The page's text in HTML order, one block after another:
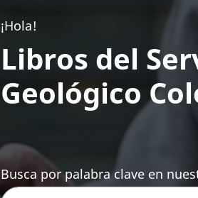
¡Hola!
Libros del
Geológico
Busca por palabra clave en